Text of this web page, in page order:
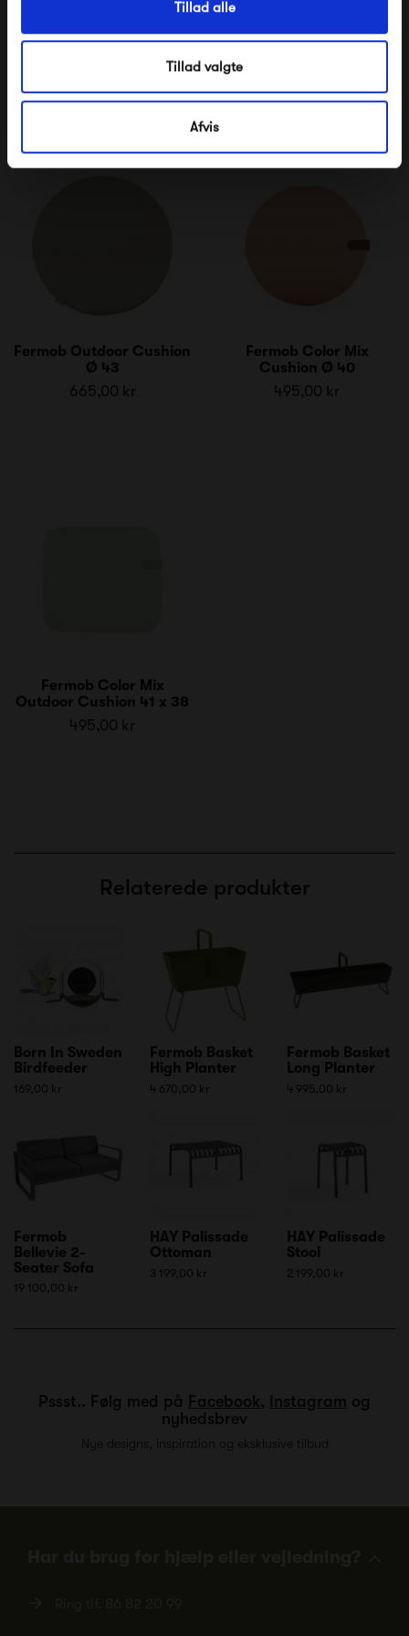
Tillad alle
Tillad valgte
Afvis
Fermob Protective Cover
Table 210 x 100
Fermob Outdoor Cushion
Ø 39
Fermob Outdoor Cushion
Ø 43
665,00 kr
Fermob Color Mix
Cushion Ø 40
495,00 kr
Fermob Color Mix
Outdoor Cushion 41 x 38
495,00 kr
Relaterede produkter
Born In Sweden
Birdfeeder
169,00 kr
Fermob Basket
High Planter
4 670,00 kr
Fermob Basket
Long Planter
4 995,00 kr
Fermob
Bellevie 2-
Seater Sofa
19 100,00 kr
HAY Palissade
Ottoman
3 199,00 kr
HAY Palissade
Stool
2 199,00 kr
Pssst.. Følg med på Facebook, Instagram og
nyhedsbrev
Nye designs, inspiration og eksklusive tilbud